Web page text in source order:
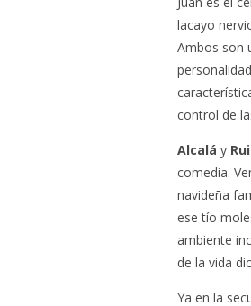
lacayo
Ambos son
control de
Alcalá y
comedia.
navideña
ese tío
ambiente
de la vida
Ya en la